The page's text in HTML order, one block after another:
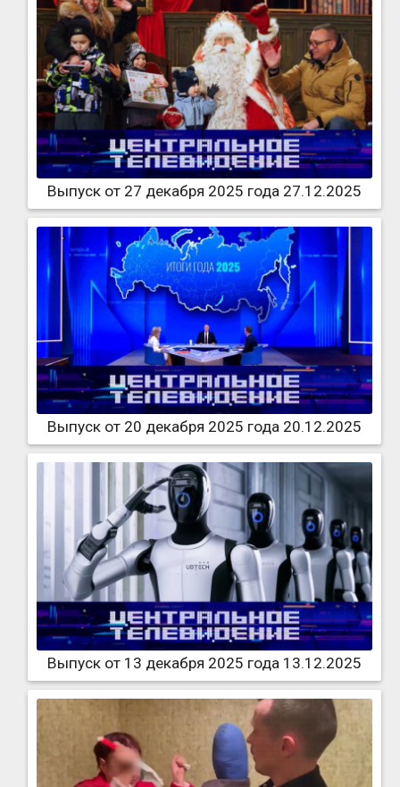
Выпуск от 27 декабря 2025 года 27.12.2025
Выпуск от 20 декабря 2025 года 20.12.2025
Выпуск от 13 декабря 2025 года 13.12.2025